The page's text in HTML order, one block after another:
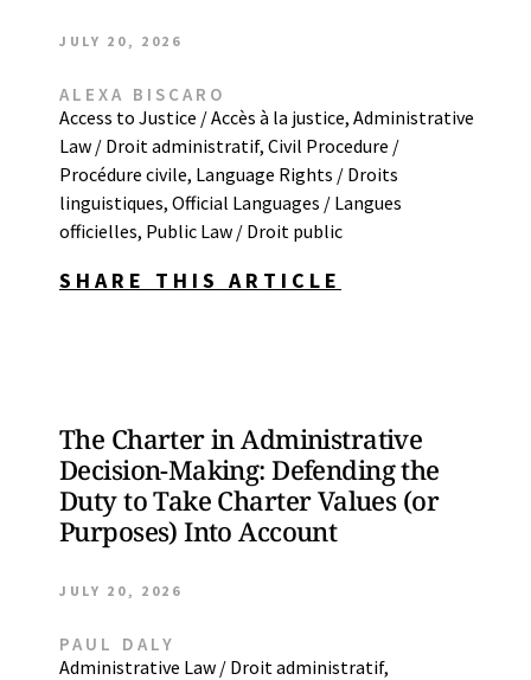
JULY 20, 2026
ALEXA BISCARO
Access to Justice / Accès à la justice, Administrative
Law / Droit administratif, Civil Procedure /
Procédure civile, Language Rights / Droits
linguistiques, Official Languages / Langues
officielles, Public Law / Droit public
SHARE THIS ARTICLE
The Charter in Administrative
Decision-Making: Defending the
Duty to Take Charter Values (or
Purposes) Into Account
JULY 20, 2026
PAUL DALY
Administrative Law / Droit administratif,